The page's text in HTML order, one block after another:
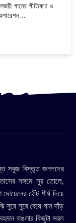
গানের গীতিকার ও
সবুজ বিস্তৃত জনপদের
সঙ্গমে সুর তোলে,
ঠোঁট শীর্ষ দিয়ে
সুরে সুরে বেয়ে যান দাঁড়
বাঙলার কিছুটা সরল